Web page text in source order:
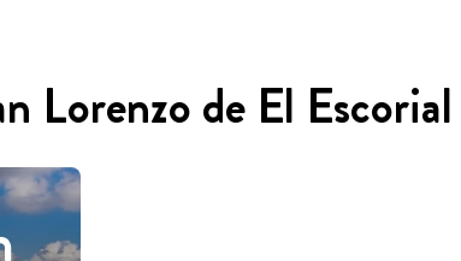
Lorenzo de El Escorial